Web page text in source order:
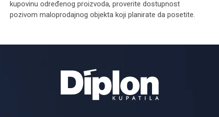
kupovinu određenog proizvoda, proverite dostupnost
pozivom maloprodajnog objekta koji planirate da posetite.